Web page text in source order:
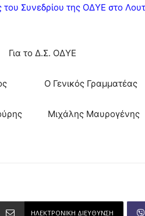
Συνεδρίου της ΟΔΥΕ στο
Για το Δ.Σ. ΟΔΥΕ
Ο Γενικός Γραμματέας
Μιχάλης Μαυρογένης
ΗΛΕΚΤΡΟΝΙΚΗ ΔΙΕΥΘΥΝΣΗ